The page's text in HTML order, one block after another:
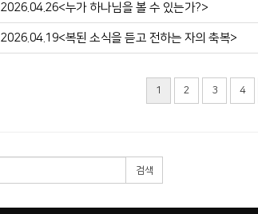
2026.04.26<누가 하나님을 볼 수 있는가?>
2026.04.19<복된 소식을 듣고 전하는 자의 축복>
1 2 3 4
검색